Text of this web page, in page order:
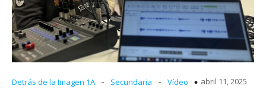
Detrás de la Imagen 1A - Secundaria - Vídeo abril 11, 2025